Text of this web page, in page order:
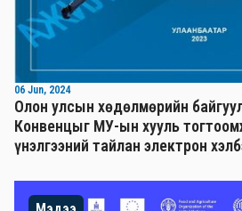
06 Jun, 2024
Олон улсын хөдөлмөрийн
Конвенцыг МУ-ын хууль
үнэлгээний тайлан электрон